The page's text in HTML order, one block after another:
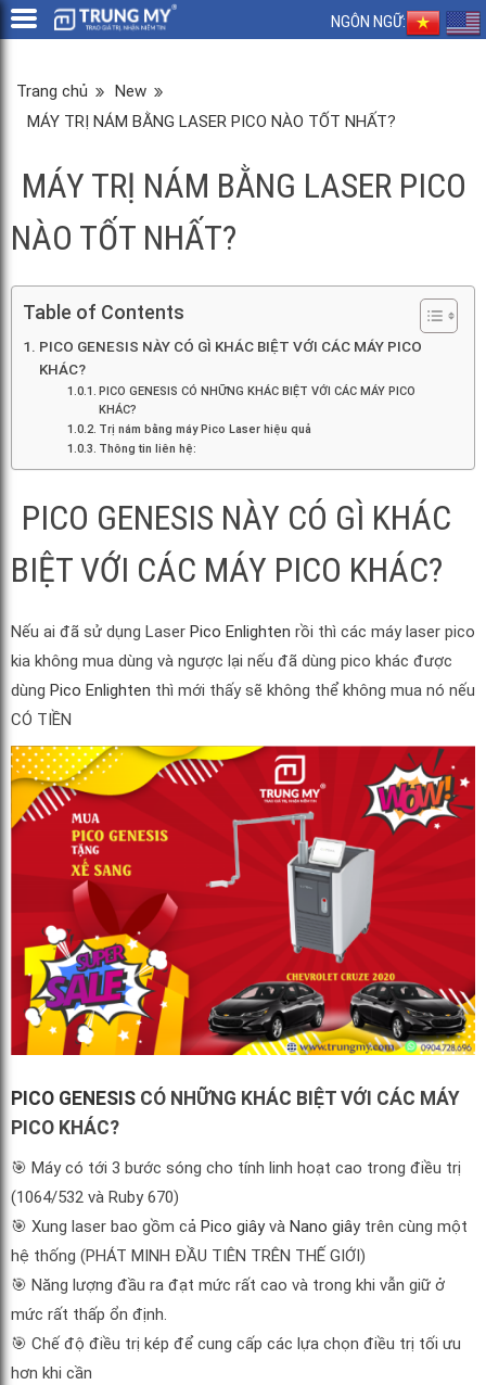
NGÔN NGỮ:
Trang chủ
New
MÁY TRỊ NÁM BẰNG LASER PICO NÀO TỐT NHẤT?
MÁY TRỊ NÁM BẰNG LASER PICO
NÀO TỐT NHẤT?
Table of Contents
PICO GENESIS NÀY CÓ GÌ KHÁC BIỆT VỚI CÁC MÁY PICO
KHÁC?
PICO GENESIS CÓ NHỮNG KHÁC BIỆT VỚI CÁC MÁY PICO
KHÁC?
Trị nám bằng máy Pico Laser hiệu quả
Thông tin liên hệ:
PICO GENESIS NÀY CÓ GÌ KHÁC
BIỆT VỚI CÁC MÁY PICO KHÁC?
Nếu ai đã sử dụng Laser Pico Enlighten rồi thì các máy laser pico
kia không mua dùng và ngược lại nếu đã dùng pico khác được
dùng Pico Enlighten thì mới thấy sẽ không thể không mua nó nếu
CÓ TIỀN
PICO GENESIS CÓ NHỮNG KHÁC BIỆT VỚI CÁC MÁY
PICO KHÁC?
🎯 Máy có tới 3 bước sóng cho tính linh hoạt cao trong điều trị
(1064/532 và Ruby 670)
🎯 Xung laser bao gồm cả Pico giâyvà Nano giây trên cùng một
hệ thống (PHÁT MINH ĐẦU TIÊN TRÊN THẾ GIỚI)
🎯 Năng lượng đầu ra đạt mức rất cao và trong khi vẫn giữ ở
mức rất thấp ổn định.
🎯 Chế độ điều trị kép để cung cấp các lựa chọn điều trị tối ưu
hơn khi cần